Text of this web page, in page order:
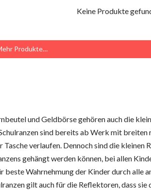
Keine Produkte
Produkte…
und Geldbörse gehören auch die
sind bereits ab Werk mit
verlaufen. Dennoch sind die kleinen
gehängt werden können, bei allen
Wahrnehmung der Kinder durch alle
gilt auch für die Reflektoren, dass